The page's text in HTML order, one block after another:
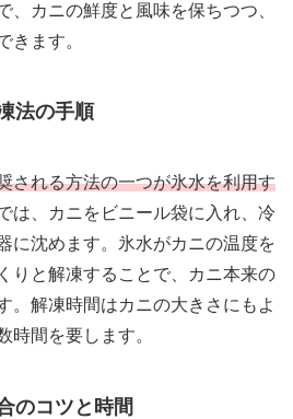
、カニの鮮度と風味を保ちつつ、
きます。
法の手順
される方法の一つが氷水を利用す
は、カニをビニール袋に入れ、冷
に沈めます。氷水がカニの温度を
りと解凍することで、カニ本来の
。解凍時間はカニの大きさにもよ
時間を要します。
のコツと時間